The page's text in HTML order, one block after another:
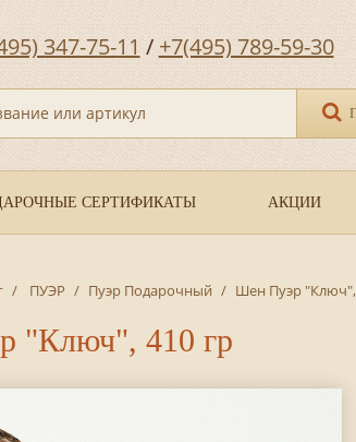
347-75-11 / +7(495) 789-59-30
или артикул
СЕРТИФИКАТЫ АКЦИИ
/ ПУЭР / Пуэр Подарочный / Шен Пуэр "Ключ",
"Ключ", 410 гр